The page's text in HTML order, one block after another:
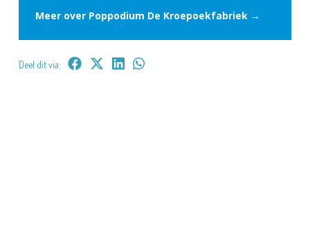
Meer over Poppodium De Kroepoekfabriek →
Deel dit via: